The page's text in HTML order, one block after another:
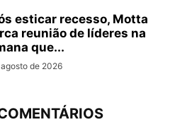
esticar recesso, Motta
reunião de líderes na
que...
de 2026